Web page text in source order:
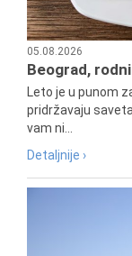
05.08.2026
Beograd,
Leto je u punom
pridržavaju
vam ni...
Detaljnije ›